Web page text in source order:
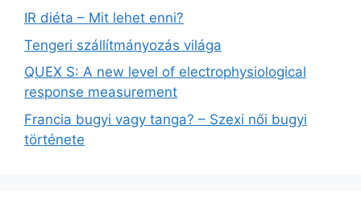
IR diéta – Mit lehet enni?
Tengeri szállítmányozás világa
QUEX S: A new level of electrophysiological
response measurement
Francia bugyi vagy tanga? – Szexi női bugyi
története